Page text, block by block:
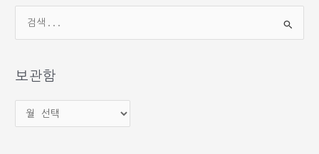
상
보관함
관